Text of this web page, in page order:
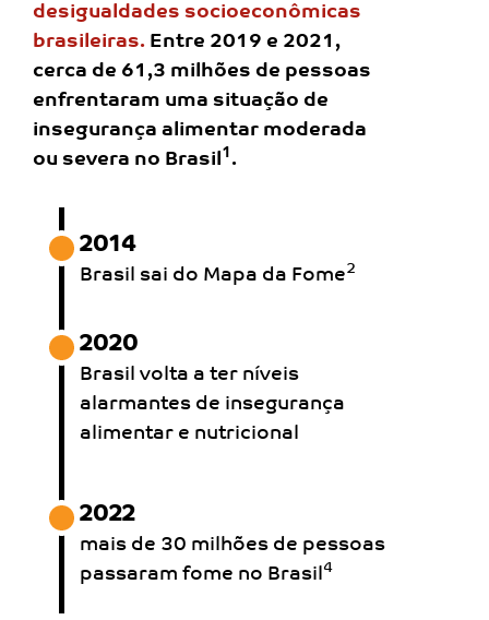
desigualdades socioeconômicas
brasileiras. Entre 2019 e 2021,
cerca de 61,3 milhões de pessoas
enfrentaram uma situação de
insegurança alimentar moderada
ou severa no Brasil1 .
2014
Brasil sai do Mapa da Fome2
2020
Brasil volta a ter níveis
alarmantes de insegurança
alimentar e nutricional
2022
mais de 30 milhões de pessoas
passaram fome no Brasil4